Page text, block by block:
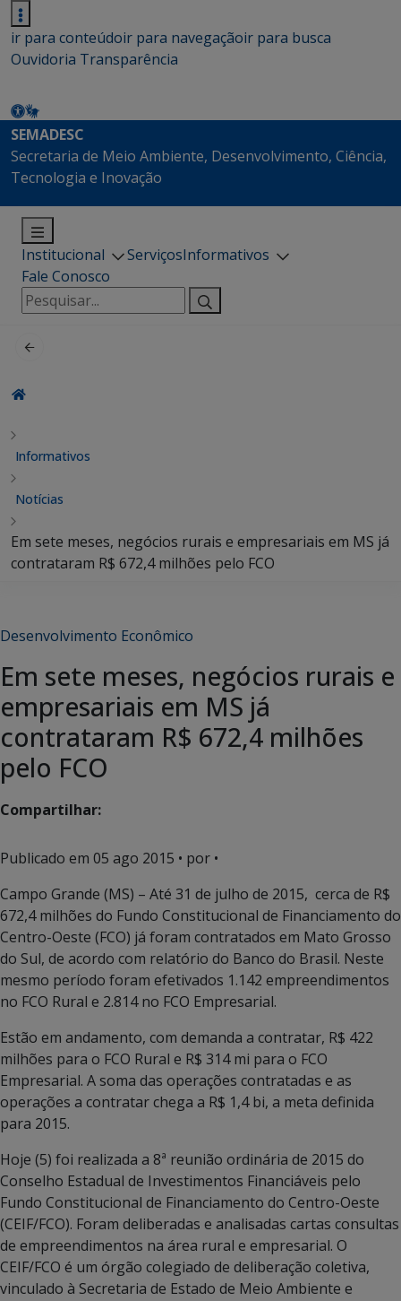
ir para conteúdoir para navegaçãoir para busca
Ouvidoria Transparência
SEMADESC
Secretaria de Meio Ambiente, Desenvolvimento, Ciência,
Tecnologia e Inovação
Institucional ServiçosInformativos
Fale Conosco
Pesquisar
por:
Informativos
Notícias
Em sete meses, negócios rurais e empresariais em MS já
contrataram R$ 672,4 milhões pelo FCO
Desenvolvimento Econômico
Em sete meses, negócios rurais e
empresariais em MS já
contrataram R$ 672,4 milhões
pelo FCO
Compartilhar:
Publicado em 05 ago 2015 • por •
Campo Grande (MS) – Até 31 de julho de 2015, cerca de R$
672,4 milhões do Fundo Constitucional de Financiamento do
Centro-Oeste (FCO) já foram contratados em Mato Grosso
do Sul, de acordo com relatório do Banco do Brasil. Neste
mesmo período foram efetivados 1.142 empreendimentos
no FCO Rural e 2.814 no FCO Empresarial.
Estão em andamento, com demanda a contratar, R$ 422
milhões para o FCO Rural e R$ 314 mi para o FCO
Empresarial. A soma das operações contratadas e as
operações a contratar chega a R$ 1,4 bi, a meta definida
para 2015.
Hoje (5) foi realizada a 8ª reunião ordinária de 2015 do
Conselho Estadual de Investimentos Financiáveis pelo
Fundo Constitucional de Financiamento do Centro-Oeste
(CEIF/FCO). Foram deliberadas e analisadas cartas consultas
de empreendimentos na área rural e empresarial. O
CEIF/FCO é um órgão colegiado de deliberação coletiva,
vinculado à Secretaria de Estado de Meio Ambiente e